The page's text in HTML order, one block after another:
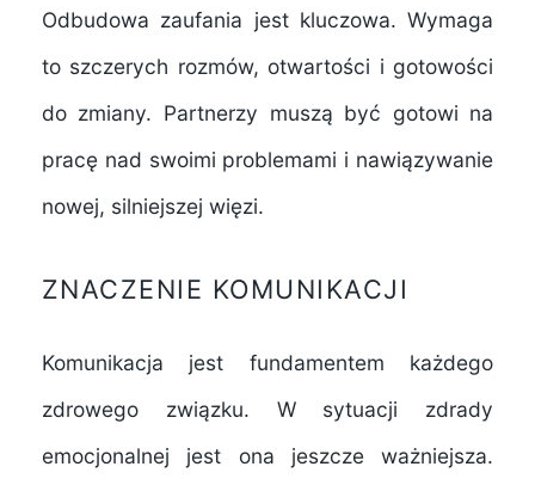
Odbudowa zaufania jest kluczowa. Wymaga
to szczerych rozmów, otwartości i gotowości
do zmiany. Partnerzy muszą być gotowi na
pracę nad swoimi problemami i nawiązywanie
nowej, silniejszej więzi.
ZNACZENIE KOMUNIKACJI
Komunikacja jest fundamentem każdego
zdrowego związku. W sytuacji zdrady
emocjonalnej jest ona jeszcze ważniejsza.